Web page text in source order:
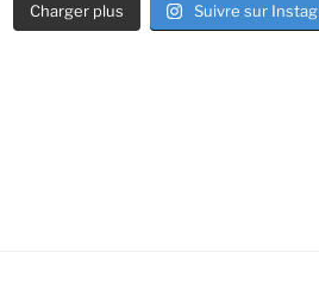
Charger plus Suivre sur